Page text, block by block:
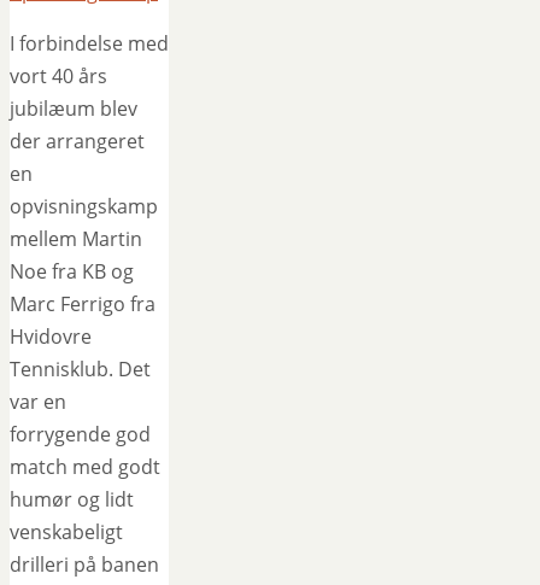
I forbindelse med
vort 40 års
jubilæum blev
der arrangeret
en
opvisningskamp
mellem Martin
Noe fra KB og
Marc Ferrigo fra
Hvidovre
Tennisklub. Det
var en
forrygende god
match med godt
humør og lidt
venskabeligt
drilleri på banen